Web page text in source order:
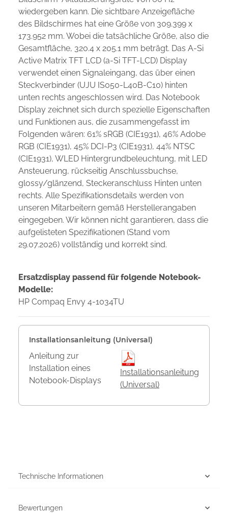
wiedergeben kann. Die sichtbare Anzeigefläche
des Bildschirmes hat eine Größe von 309.399 x
173.952 mm. Wobei die tatsächliche Größe, also die
Gesamtfläche, 320.4 x 205.1 mm beträgt. Das A-Si
Active Matrix TFT LCD (a-Si TFT-LCD) Display
verwendet einen Signaleingang, das über einen
Steckverbinder (UJU IS050-L40B-C10) hinten
unten rechts angeschlossen wird. Das Notebook
Display zeichnet sich durch spezielle Eigenschaften
und Funktionen aus, die zusammengefasst im
Folgenden wären: 61% sRGB (CIE1931), 46% Adobe
RGB (CIE1931), 45% DCI-P3 (CIE1931), 44% NTSC
(CIE1931), WLED Hintergrundbeleuchtung, mit LED
Ansteuerung, rückseitig Anschlussbuchse,
glossy/glänzend, Steckeranschluss Hinten unten
rechts. Alle Spezifikationsdetails werden von
unseren Mitarbeitern gemäß Herstellerangaben
eingegeben. Wir können nicht garantieren, dass die
aufgelisteten Spezifikationen (Stand vom
29.07.2026) vollständig und korrekt sind.
Ersatzdisplay passend für folgende Notebook-
Modelle:
HP Compaq Envy 4-1034TU
Installationsanleitung (Universal)
Anleitung zur
Installation eines
Notebook-Displays
Installationsanleitung
(Universal)
Technische Informationen
Bewertungen